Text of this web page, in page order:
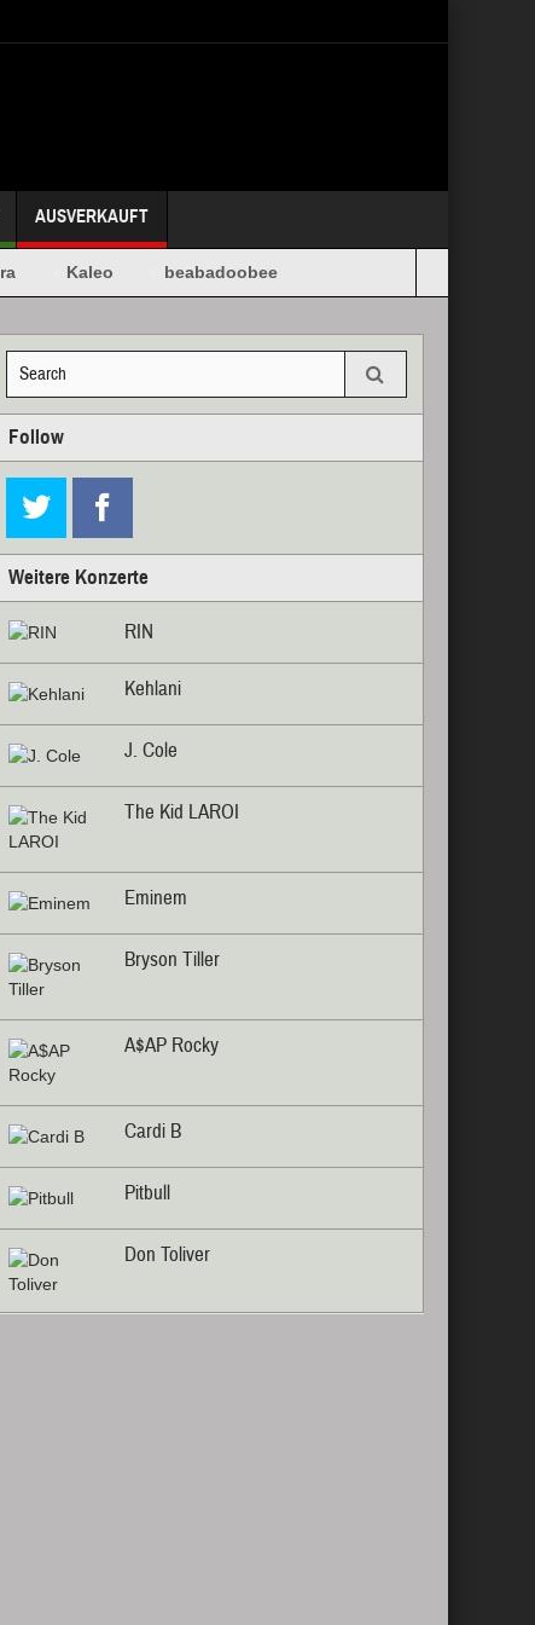
AUSVERKAUFT
Kaleo beabadoobee
Follow
Weitere Konzerte
RIN
Kehlani
J. Cole
The Kid LAROI
Eminem
Bryson Tiller
A$AP Rocky
Cardi B
Pitbull
Don Toliver